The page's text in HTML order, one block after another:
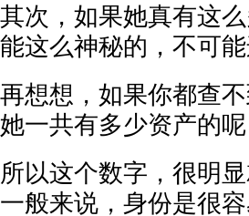
其次，如果她真有这
能这么神秘的，不可
再想想，如果你都查
她一共有多少资产的呢
所以这个数字，很明
一般来说，身份是很